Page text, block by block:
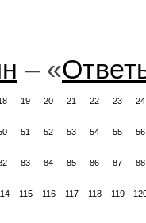
– «
19 20 21 22 23 24
51 52 53 54 55 56
83 84 85 86 87 88
115 116 117 118 119